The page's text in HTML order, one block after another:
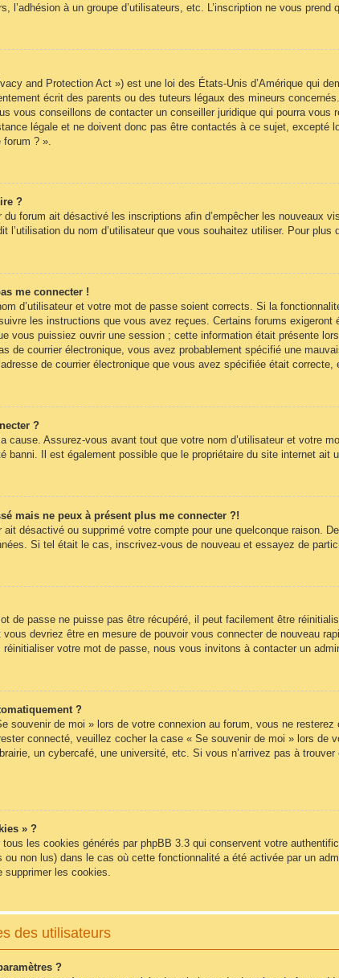
l’adhésion à un groupe d’utilisateurs, etc. L’inscription ne vous
and Protection Act ») est une loi des États-Unis d’Amérique qui
écrit des parents ou des tuteurs légaux des mineurs
vous conseillons de contacter un conseiller juridique qui pourra
légale et ne doivent donc pas être contactés à ce sujet,
forum ? ».
?
du forum ait désactivé les inscriptions afin d’empêcher les nouveaux
l’utilisation du nom d’utilisateur que vous souhaitez utiliser. Pour
me connecter !
d’utilisateur et votre mot de passe soient corrects. Si la
les instructions que vous avez reçues. Certains forums
vous puissiez ouvrir une session ; cette information était présente
de courrier électronique, vous avez probablement spécifié une
de courrier électronique que vous avez spécifiée était
?
cause. Assurez-vous avant tout que votre nom d’utilisateur et votre
banni. Il est également possible que le propriétaire du site internet ait
mais ne peux à présent plus me connecter ?!
ait désactivé ou supprimé votre compte pour une quelconque raison.
Si tel était le cas, inscrivez-vous de nouveau et essayez de
de passe ne puisse pas être récupéré, il peut facilement être
devriez être en mesure de pouvoir vous connecter de nouveau
votre mot de passe, nous vous invitons à contacter un
?
souvenir de moi » lors de votre connexion au forum, vous ne
connecté, veuillez cocher la case « Se souvenir de moi » lors
un cybercafé, une université, etc. Si vous n’arrivez pas à
» ?
les cookies générés par phpBB 3.3 qui conservent votre
non lus) dans le cas où cette fonctionnalité a été activée par un
supprimer les cookies.
des utilisateurs
?